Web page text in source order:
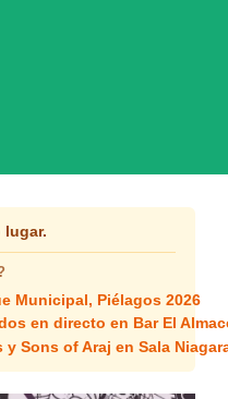
lugar.
Municipal, Piélagos 2026
en directo en Bar El
Sons of Araj en Sala